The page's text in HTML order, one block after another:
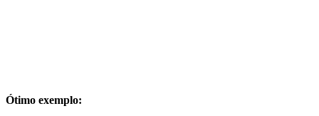
Ótimo exemplo: